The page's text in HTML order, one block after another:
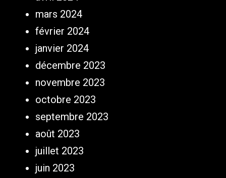
mars 2024
février 2024
janvier 2024
décembre 2023
novembre 2023
octobre 2023
septembre 2023
août 2023
juillet 2023
juin 2023